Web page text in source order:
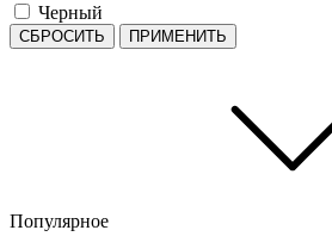
Черный
СБРОСИТЬ ПРИМЕНИТЬ
Популярное